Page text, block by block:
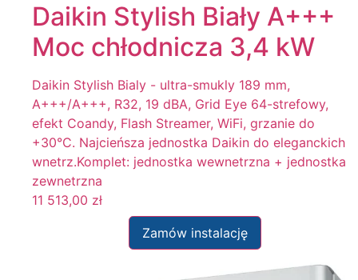
Daikin Stylish Biały A+++
Moc chłodnicza 3,4 kW
Daikin Stylish Bialy - ultra-smukly 189 mm,
A+++/A+++, R32, 19 dBA, Grid Eye 64-strefowy,
efekt Coandy, Flash Streamer, WiFi, grzanie do
+30°C. Najcieńsza jednostka Daikin do eleganckich
wnetrz.Komplet: jednostka wewnetrzna + jednostka
zewnetrzna
11 513,00 zł
Zamów instalację